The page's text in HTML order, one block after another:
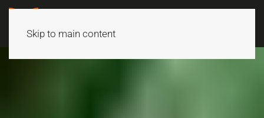
Skip to main content